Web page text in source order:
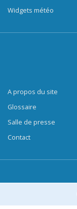
Widgets météo
A propos du site
Glossaire
Salle de presse
Contact